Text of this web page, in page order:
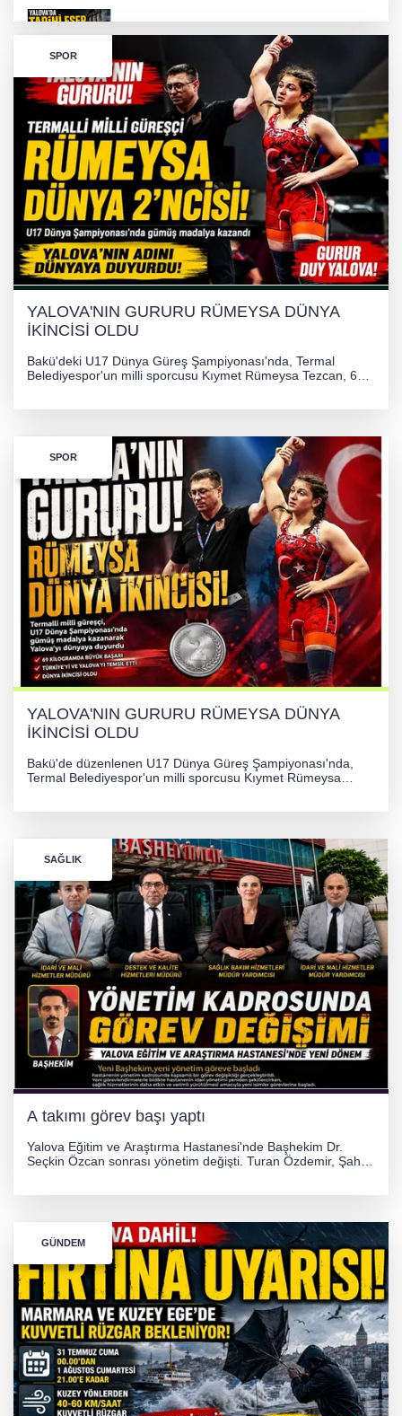
256 PARÇA ESER ELE GEÇİRİLDİ
Görüntüler yapay zekamı ?
Otomobil Hurdaya Döndü
Yalova'da Ebubekir İçin Umut Seferberliği
SPOR
YALOVA'NIN GURURU RÜMEYSA DÜNYA
İKİNCİSİ OLDU
Bakü'deki U17 Dünya Güreş Şampiyonası'nda, Termal
Belediyespor'un milli sporcusu Kıymet Rümeysa Tezcan, 69
SPOR
YALOVA'NIN GURURU RÜMEYSA DÜNYA
İKİNCİSİ OLDU
Bakü'de düzenlenen U17 Dünya Güreş Şampiyonası'nda,
Termal Belediyespor'un milli sporcusu Kıymet Rümeysa
SAĞLIK
A takımı görev başı yaptı
Yalova Eğitim ve Araştırma Hastanesi'nde Başhekim Dr.
Seçkin Özcan sonrası yönetim değişti. Turan Özdemir, Şahin
GÜNDEM